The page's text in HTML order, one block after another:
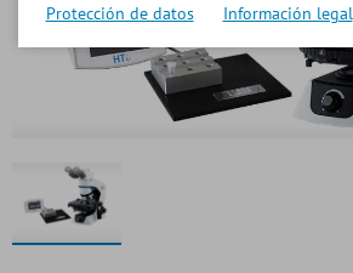
Protección de datos Información legal